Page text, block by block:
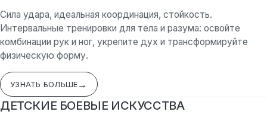
Сила удара, идеальная координация, стойкость.
Интервальные тренировки для тела и разума: освойте
комбинации рук и ног, укрепите дух и трансформируйте
физическую форму.
УЗНАТЬ БОЛЬШЕ
ДЕТСКИЕ БОЕВЫЕ ИСКУССТВА